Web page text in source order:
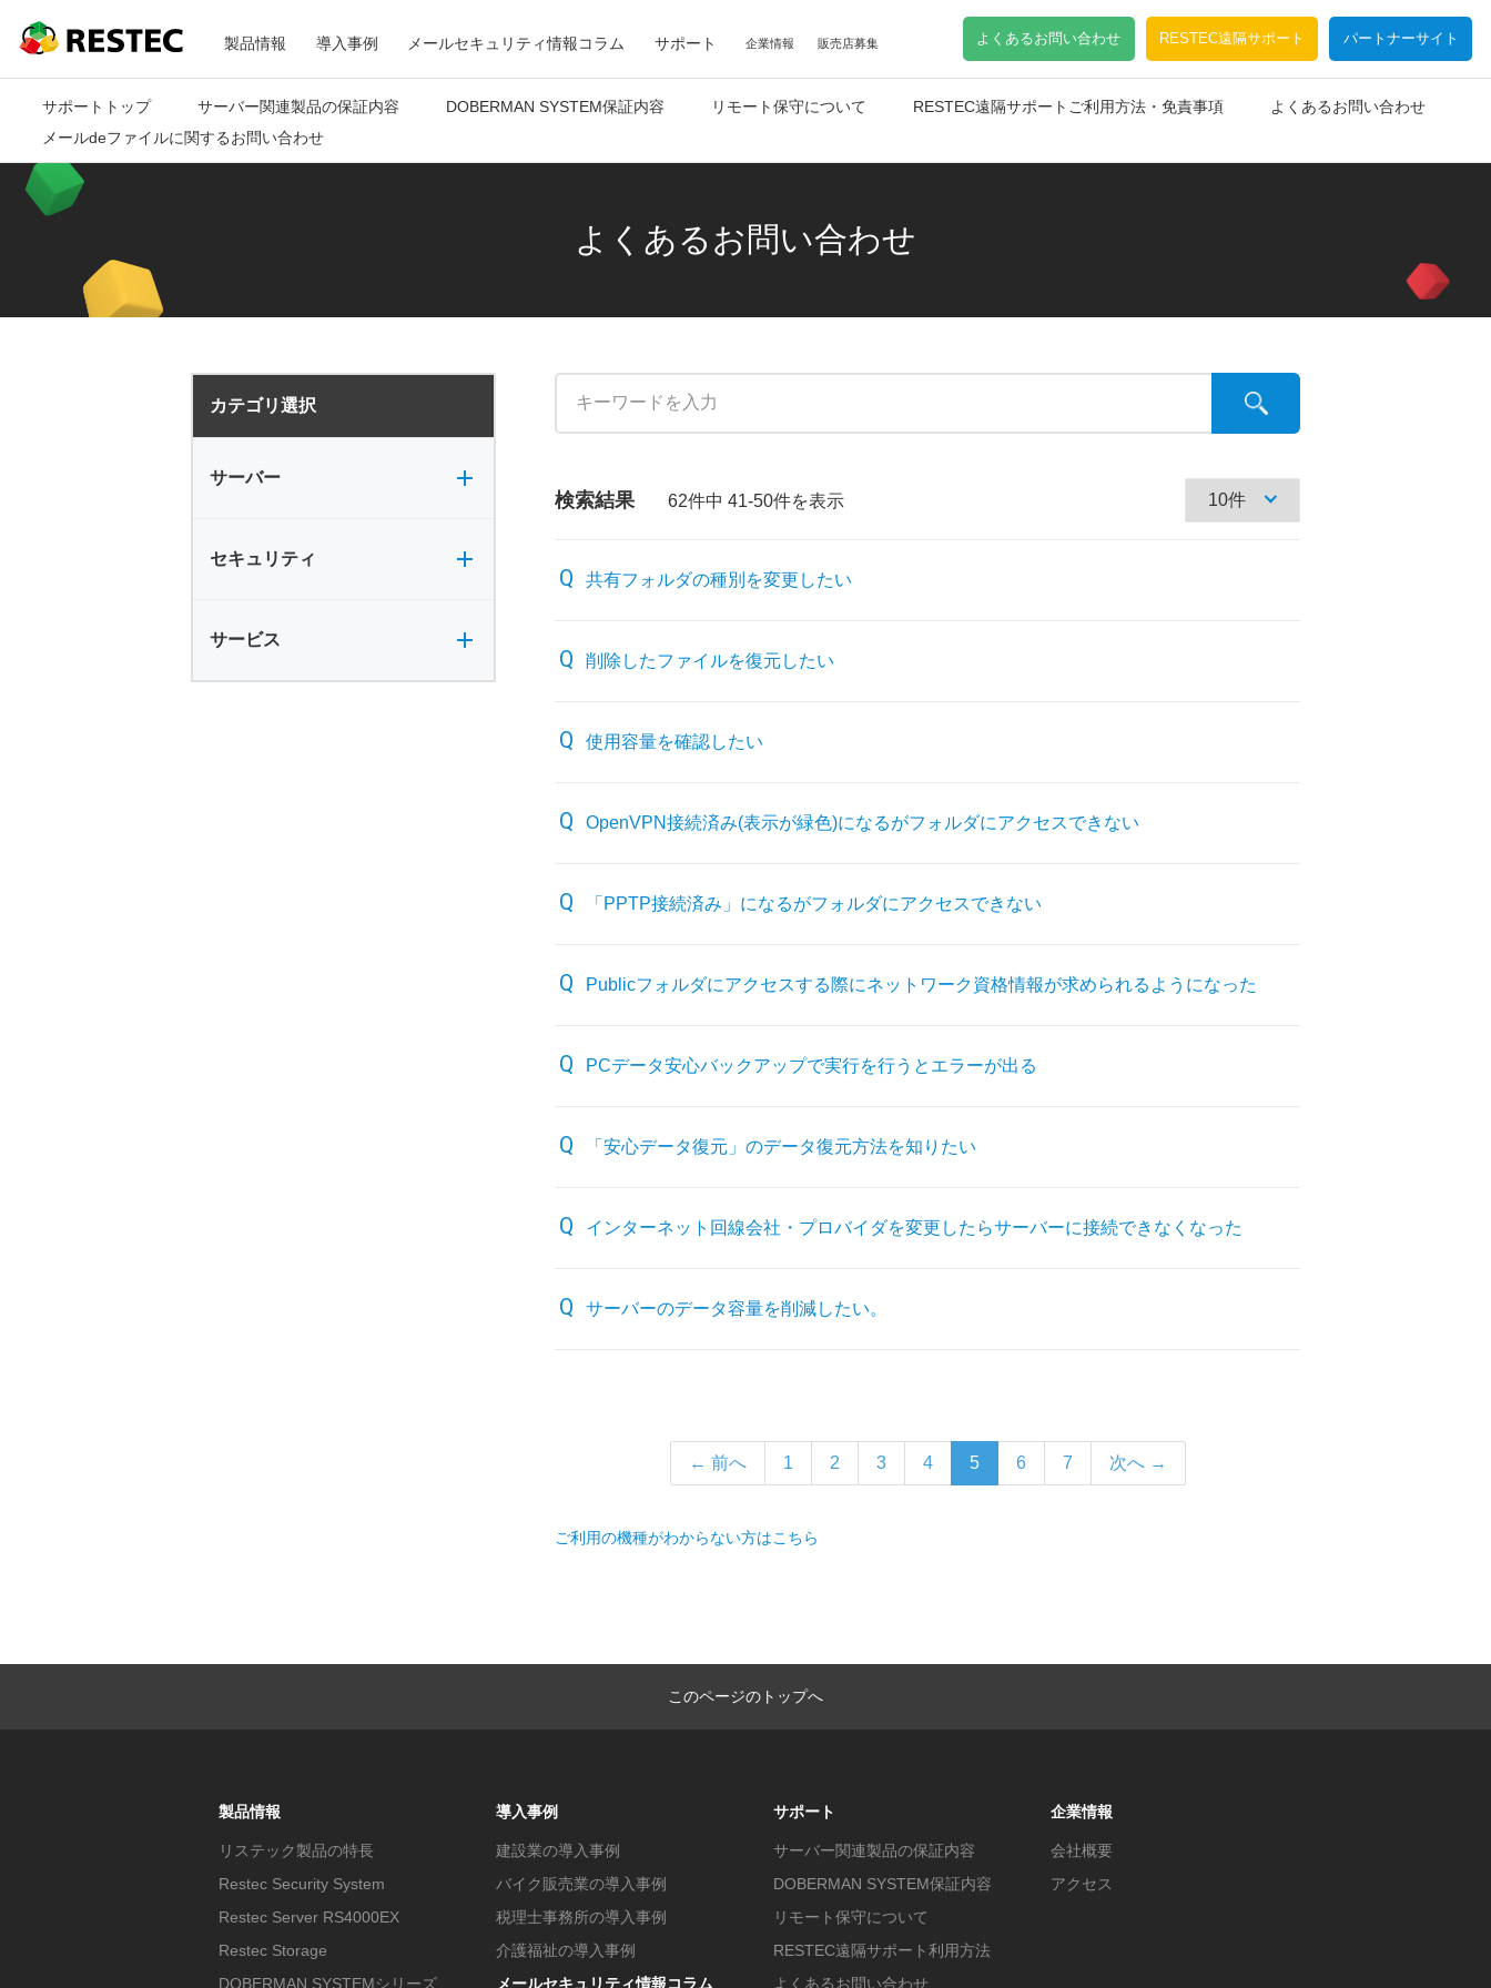
RESTEC
メ
ニ
製品情報 導入事例 メールセキュリティ情報コラム サポート 企業情報 販売店募集 よくあるお問い合わせ RESTEC遠隔サポート パートナーサイト
サポートトップ サーバー関連製品の保証内容 DOBERMAN SYSTEM保証内容 リモート保守について RESTEC遠隔サポートご利用方法・免責事項
よくあるお問い合わせ
メールdeファイルに関するお問い合わせ
よくあるお問い合わせ
カテゴリ選択
サーバー
共有フォルダ
バックアップ
サーバー全般
セキュリティ
セキュリティ全般
サービス
サービス全般
検索結果 62件中 41-50件を表示
共有フォルダの種別を変更したい
削除したファイルを復元したい
使用容量を確認したい
OpenVPN接続済み(表示が緑色)になるがフォルダにアクセスできない
「PPTP接続済み」になるがフォルダにアクセスできない
Publicフォルダにアクセスする際にネットワーク資格情報が求められるようになった
PCデータ安心バックアップで実行を行うとエラーが出る
「安心データ復元」のデータ復元方法を知りたい
インターネット回線会社・プロバイダを変更したらサーバーに接続できなくなった
サーバーのデータ容量を削減したい。
← 前へ 1 2 3 4 5 6 7 次へ →
ご利用の機種がわからない方はこちら
このページのトップへ
製品情報
リステック製品の特長
Restec Security System
Restec Server RS4000EX
Restec Storage
DOBERMAN SYSTEMシリーズ
導入事例
建設業の導入事例
バイク販売業の導入事例
税理士事務所の導入事例
介護福祉の導入事例
メールセキュリティ情報コラム
サポート
サーバー関連製品の保証内容
DOBERMAN SYSTEM保証内容
リモート保守について
RESTEC遠隔サポート利用方法
よくあるお問い合わせ
企業情報
会社概要
アクセス